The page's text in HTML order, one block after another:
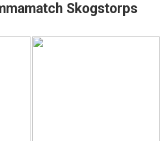
Skogstorps